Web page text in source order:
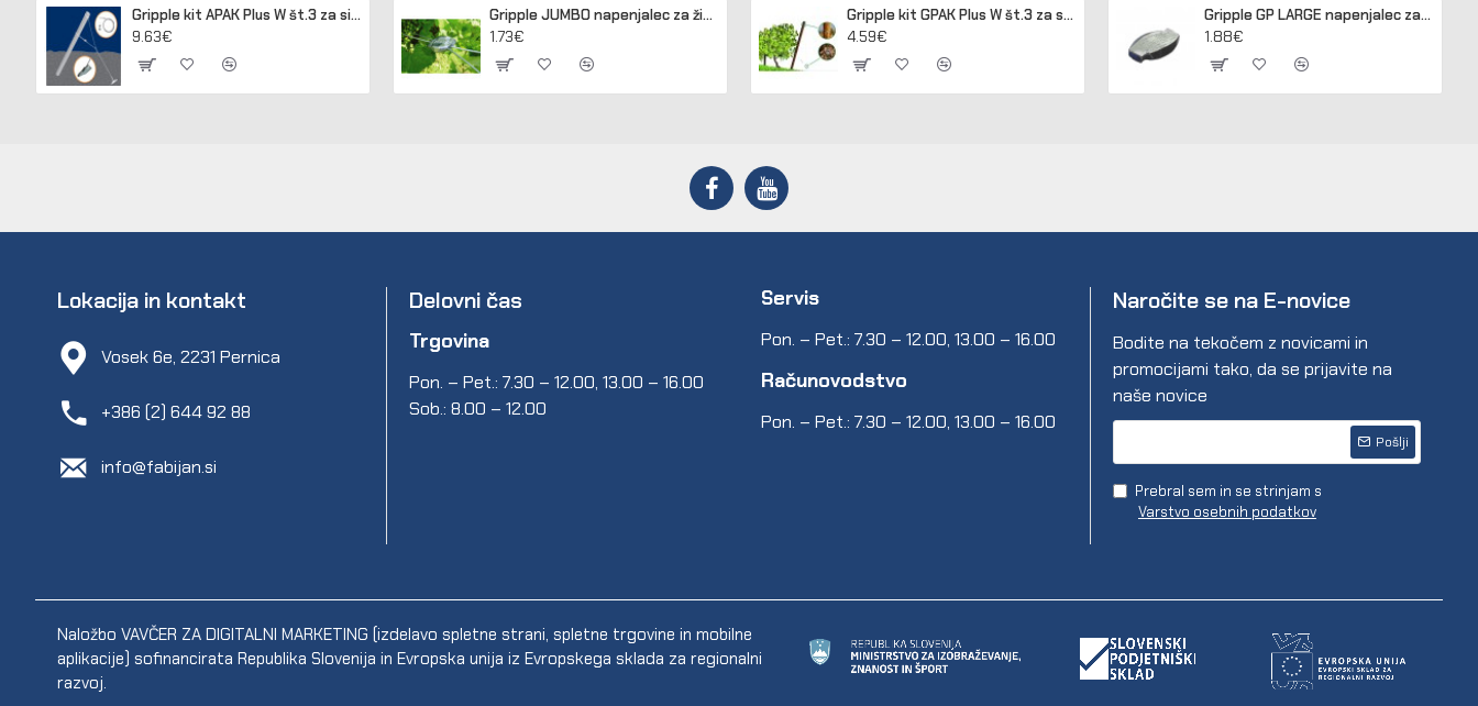
Gripple kit APAK Plus W št.3 za sidranje lesenih in betonskih stebrov
9.63€
Gripple JUMBO napenjalec za žico 2,50 - 3,15 mm (pakir. 20 kos)
1.73€
Gripple kit GPAK Plus W št.3 za sidranje lesenih in betonskih stebrov
4.59€
Gripple GP LARGE napenjalec za žico 3,2 - 4,2 mm
1.88€
Lokacija in kontakt
Vosek 6e, 2231 Pernica
+386 (2) 644 92 88
info@fabijan.si
Delovni čas
Trgovina
Pon. – Pet.: 7.30 – 12.00, 13.00 – 16.00
Sob.: 8.00 – 12.00
Servis
Pon. – Pet.: 7.30 – 12.00, 13.00 – 16.00
Računovodstvo
Pon. – Pet.: 7.30 – 12.00, 13.00 – 16.00
Naročite se na E-novice
Bodite na tekočem z novicami in
promocijami tako, da se prijavite na
naše novice
Pošlji
Prebral sem in se strinjam s
Varstvo osebnih podatkov
Naložbo VAVČER ZA DIGITALNI MARKETING (izdelavo spletne strani, spletne trgovine in mobilne
aplikacije) sofinancirata Republika Slovenija in Evropska unija iz Evropskega sklada za regionalni
razvoj.